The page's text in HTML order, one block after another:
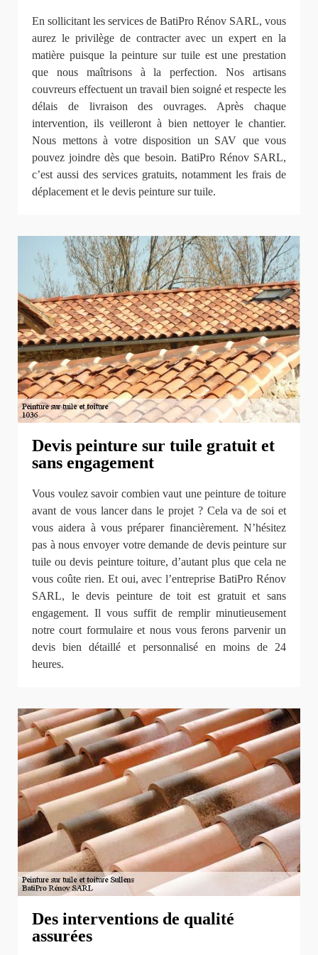
En sollicitant les services de BatiPro Rénov SARL, vous
aurez le privilège de contracter avec un expert en la
matière puisque la peinture sur tuile est une prestation
que nous maîtrisons à la perfection. Nos artisans
couvreurs effectuent un travail bien soigné et respecte les
délais de livraison des ouvrages. Après chaque
intervention, ils veilleront à bien nettoyer le chantier.
Nous mettons à votre disposition un SAV que vous
pouvez joindre dès que besoin. BatiPro Rénov SARL,
c’est aussi des services gratuits, notamment les frais de
déplacement et le devis peinture sur tuile.
Devis peinture sur tuile gratuit et
sans engagement
Vous voulez savoir combien vaut une peinture de toiture
avant de vous lancer dans le projet ? Cela va de soi et
vous aidera à vous préparer financièrement. N’hésitez
pas à nous envoyer votre demande de devis peinture sur
tuile ou devis peinture toiture, d’autant plus que cela ne
vous coûte rien. Et oui, avec l’entreprise BatiPro Rénov
SARL, le devis peinture de toit est gratuit et sans
engagement. Il vous suffit de remplir minutieusement
notre court formulaire et nous vous ferons parvenir un
devis bien détaillé et personnalisé en moins de 24
heures.
Des interventions de qualité
assurées